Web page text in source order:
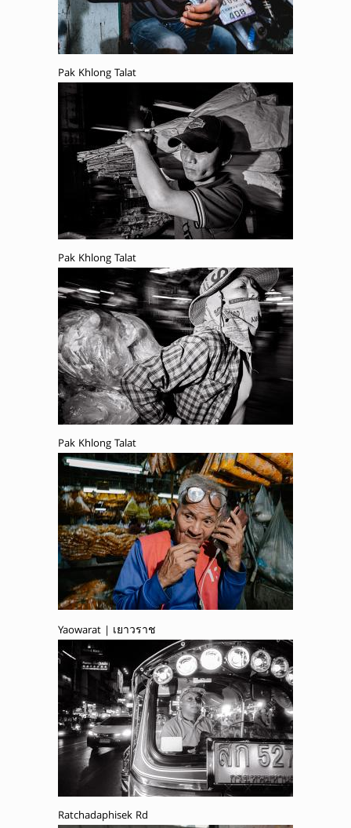
Pak Khlong Talat
Pak Khlong Talat
Pak Khlong Talat
Yaowarat | เยาวราช
Ratchadaphisek Rd